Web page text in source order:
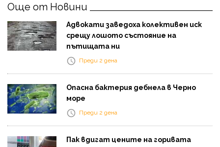
Още от Новини
Адвокати заведоха колективен иск
срещу лошото състояние на
пътищата ни
Преди 2 дена
Опасна бактерия дебнела в Черно
море
Преди 2 дена
Пак вдигат цените на горивата